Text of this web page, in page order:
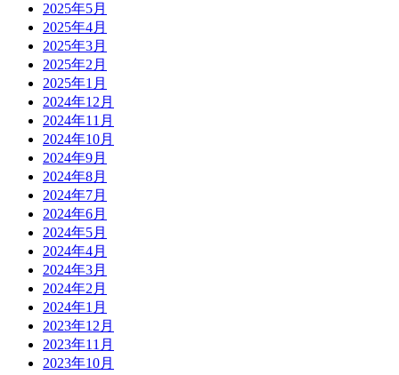
2025年5月
2025年4月
2025年3月
2025年2月
2025年1月
2024年12月
2024年11月
2024年10月
2024年9月
2024年8月
2024年7月
2024年6月
2024年5月
2024年4月
2024年3月
2024年2月
2024年1月
2023年12月
2023年11月
2023年10月